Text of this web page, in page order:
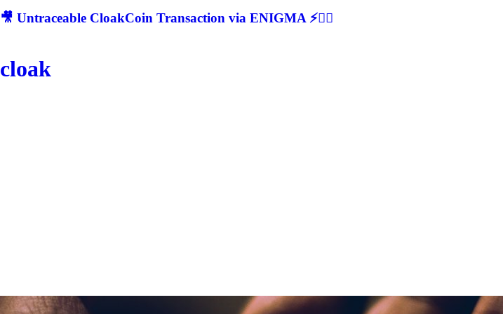
🎥 Untraceable CloakCoin Transaction via ENIGMA ⚡🕵‍♂
cloak